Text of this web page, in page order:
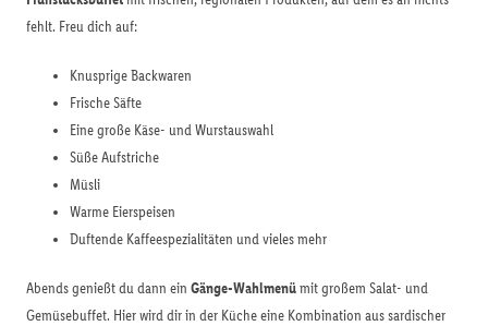
fehlt. Freu dich auf:
Knusprige Backwaren
Frische Säfte
Eine große Käse- und Wurstauswahl
Süße Aufstriche
Müsli
Warme Eierspeisen
Duftende Kaffeespezialitäten und vieles mehr
Abends genießt du dann ein Gänge-Wahlmenümit großem Salat- und
Gemüsebuffet. Hier wird dir in der Küche eine Kombination aus sardischer